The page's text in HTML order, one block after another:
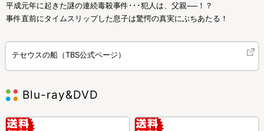
平成元年に起きた謎の連続毒殺事件･･･犯人は、父親──！？
事件直前にタイムスリップした息子は驚愕の真実にぶちあたる！
テセウスの船（TBS公式ページ）
Blu-ray&DVD